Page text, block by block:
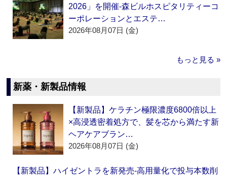
2026」を開催‐森ビルホスピタリティーコ
ーポレーションとエステ…
2026年08月07日 (金)
もっと見る »
新薬・新製品情報
【新製品】ケラチン極限濃度6800倍以上
×高浸透密着処方で、髪を芯から満たす新
ヘアケアブラン…
2026年08月07日 (金)
【新製品】ハイゼントラを新発売‐高用量化で投与本数削